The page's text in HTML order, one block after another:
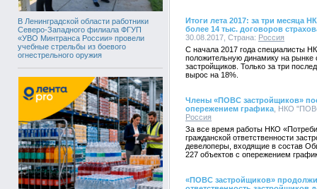
В Ленинградской области работники
Северо-Западного филиала ФГУП
«УВО Минтранса России» провели
учебные стрельбы из боевого
огнестрельного оружия
Итоги лета 2017: за три месяца
более 14 тыс. договоров
30.08.2017, Страна: Россия
С начала 2017 года специалисты
положительную динамику на рынке
застройщиков. Только за три
вырос на 18%.
Члены «ПОВС застройщиков»
опережением графика , НКО
Россия
За все время работы НКО
гражданской ответственности
девелоперы, входящие в состав
227 объектов с опережением
«ПОВС застройщиков»